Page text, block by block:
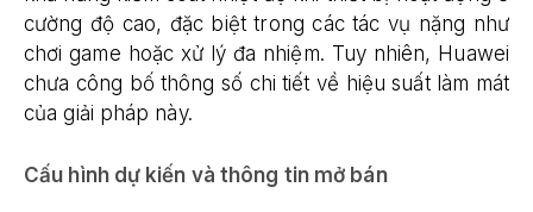
cường độ cao, đặc biệt trong các tác vụ nặng như
chơi game hoặc xử lý đa nhiệm. Tuy nhiên, Huawei
chưa công bố thông số chi tiết về hiệu suất làm mát
của giải pháp này.
Cấu hình dự kiến và thông tin mở bán